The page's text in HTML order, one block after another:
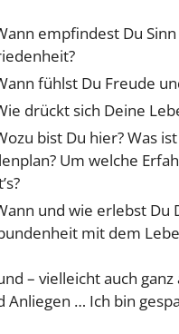
empfindest Du
fühlst Du Freude
drückt sich Deine
bist Du hier? Was
Um welche
und wie erlebst Du
mit dem
– vielleicht auch
Anliegen … Ich bin